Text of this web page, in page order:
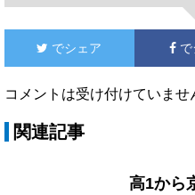
でシェア
コメントは受け付けていませ
関連記事
高1から